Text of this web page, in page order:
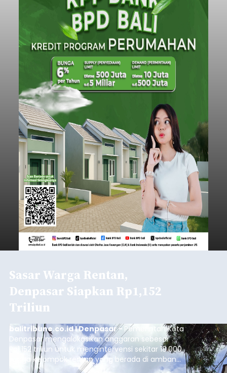
Sasar Warga Rentan,
Denpasar Siapkan Rp1,152
Triliun
balitribune.co.id I Denpasar - Pemerintah Kota
Denpasar mengalokasikan anggaran sebesar
Rp1,152 triliun untuk mengintervensi sekitar 18.000
warga kelompok rentan yang berada di ambang
garis kemiskinan. Langkah strategis ini diambil